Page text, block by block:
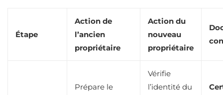
Étape
Action de
l’ancien
propriétaire
Action du
nouveau
propriétaire
Prépare le
Vérifie
l’identité du